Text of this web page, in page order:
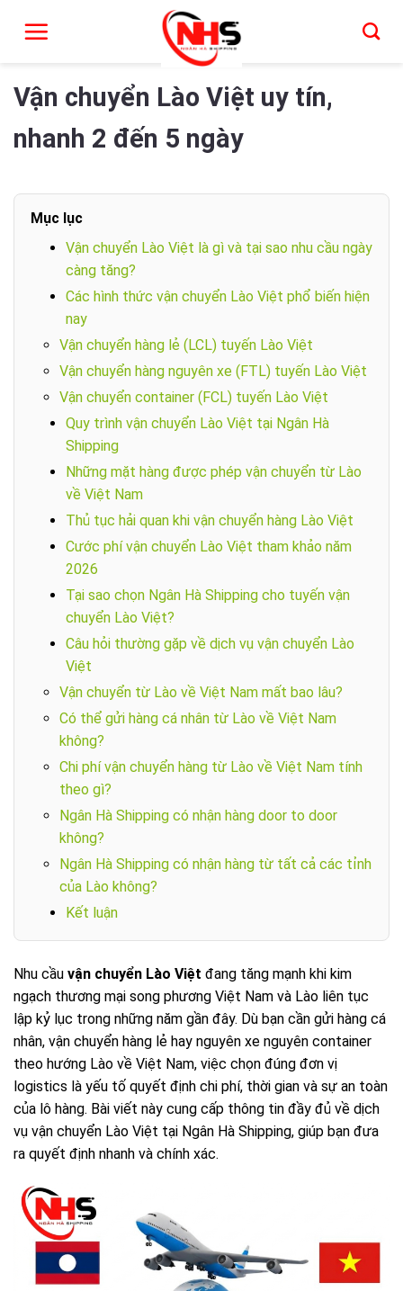
Vận chuyển Lào Việt uy tín, nhanh 2 đến
Vận chuyển Lào Việt uy tín,
nhanh 2 đến 5 ngày
Mục lục
Vận chuyển Lào Việt là gì và tại sao nhu cầu ngày
càng tăng?
Các hình thức vận chuyển Lào Việt phổ biến hiện
nay
Vận chuyển hàng lẻ (LCL) tuyến Lào Việt
Vận chuyển hàng nguyên xe (FTL) tuyến Lào Việt
Vận chuyển container (FCL) tuyến Lào Việt
Quy trình vận chuyển Lào Việt tại Ngân Hà
Shipping
Những mặt hàng được phép vận chuyển từ Lào
về Việt Nam
Thủ tục hải quan khi vận chuyển hàng Lào Việt
Cước phí vận chuyển Lào Việt tham khảo năm
2026
Tại sao chọn Ngân Hà Shipping cho tuyến vận
chuyển Lào Việt?
Câu hỏi thường gặp về dịch vụ vận chuyển Lào
Việt
Vận chuyển từ Lào về Việt Nam mất bao lâu?
Có thể gửi hàng cá nhân từ Lào về Việt Nam
không?
Chi phí vận chuyển hàng từ Lào về Việt Nam tính
theo gì?
Ngân Hà Shipping có nhận hàng door to door
không?
Ngân Hà Shipping có nhận hàng từ tất cả các tỉnh
của Lào không?
Kết luận
Nhu cầu vận chuyển Lào Việt đang tăng mạnh khi kim
ngạch thương mại song phương Việt Nam và Lào liên tục
lập kỷ lục trong những năm gần đây. Dù bạn cần gửi hàng cá
nhân, vận chuyển hàng lẻ hay nguyên xe nguyên container
theo hướng Lào về Việt Nam, việc chọn đúng đơn vị
logistics là yếu tố quyết định chi phí, thời gian và sự an toàn
của lô hàng. Bài viết này cung cấp thông tin đầy đủ về dịch
vụ vận chuyển Lào Việt tại Ngân Hà Shipping, giúp bạn đưa
ra quyết định nhanh và chính xác.